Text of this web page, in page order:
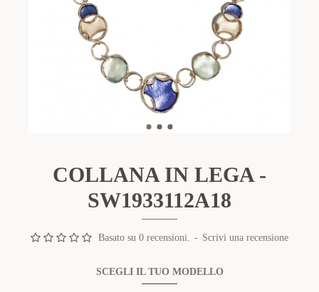
COLLANA IN LEGA -
SW1933112A18
Basato su 0 recensioni. - Scrivi una recensione
SCEGLI IL TUO MODELLO